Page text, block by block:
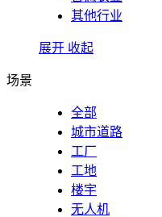
其他行业
展开 收起
场景
全部
城市道路
工厂
工地
楼宇
无人机